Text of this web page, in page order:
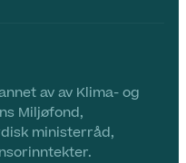
av av Klima- og
Miljøfond,
ministerråd,